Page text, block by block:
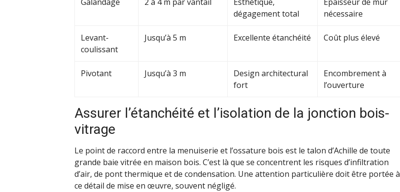
dégagement total
nécessaire
Levant-
coulissant
Jusqu’à 5 m Excellente étanchéité Coût plus élevé
Pivotant Jusqu’à 3 m
Design architectural
fort
Encombrement à
l’ouverture
Assurer l’étanchéité et l’isolation de la jonction bois-
vitrage
Le point de raccord entre la menuiserie et l’ossature bois est le talon d’Achille de toute
grande baie vitrée en maison bois. C’est là que se concentrent les risques d’infiltration
d’air, de pont thermique et de condensation. Une attention particulière doit être portée à
ce détail de mise en œuvre, souvent négligé.